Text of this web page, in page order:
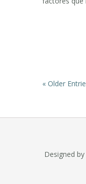
« Older
Designed by